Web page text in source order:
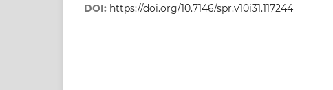
DOI: https://doi.org/10.7146/spr.v10i31.117244